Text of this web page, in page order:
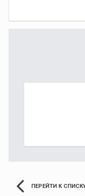
ПЕРЕЙТИ К